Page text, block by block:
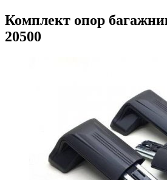
Комплект опор
20500